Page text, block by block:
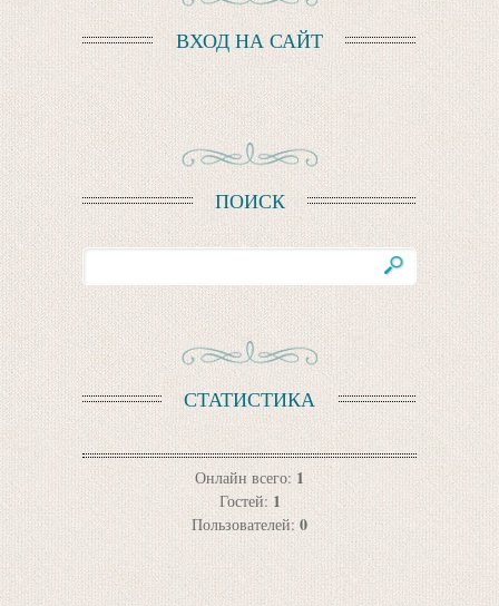
ВХОД НА САЙТ
ПОИСК
СТАТИСТИКА
Онлайн всего: 1
Гостей: 1
Пользователей: 0